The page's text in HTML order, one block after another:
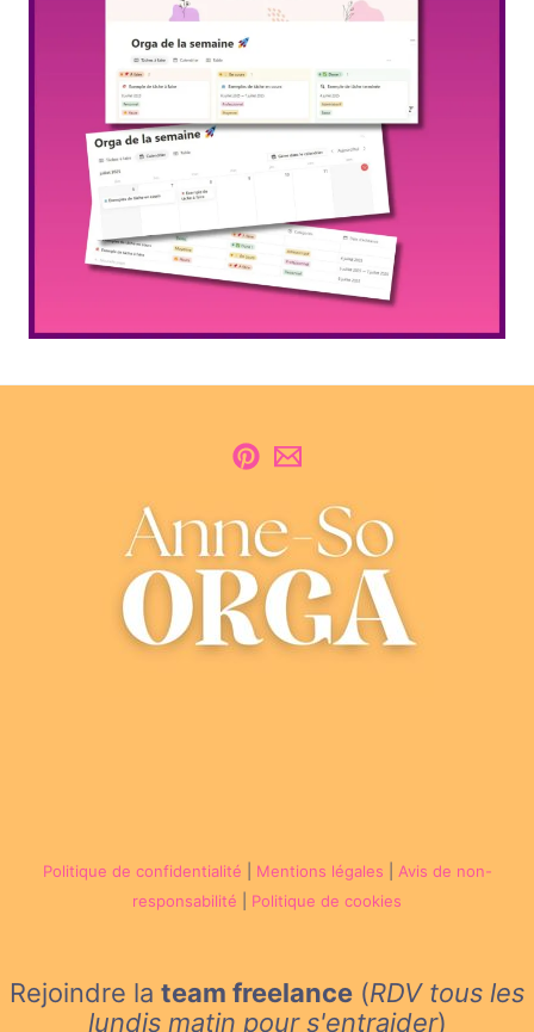
Politique de confidentialité Mentions légales
Avis de non-
responsabilité
Politique de cookies
Rejoindre la team freelance (RDV tous les
lundis matin pour s'entraider)